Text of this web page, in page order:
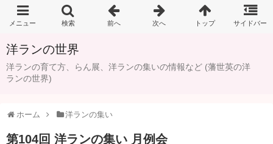
洋ランの世界
洋ランの育て方、らん展、洋ランの集いの情報など (藩世英の洋
ランの世界)
ホーム 洋ランの集い
第104回 洋ランの集い 月例会